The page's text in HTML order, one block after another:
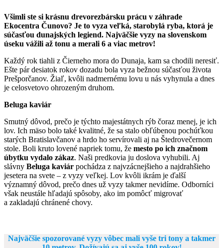
Všimli ste si krásnu drevorezbársku prácu v záhrade
Ekocentra Čunovo? Je to vyza veľká, starobylá ryba, ktorá je
súčasťou dunajských legiend. Najväčšie vyzy na slovenskom
úseku vážili až tonu a merali 6 a viac metrov!
Každý rok tiahli z Čierneho mora do Dunaja, kam sa chodili neresiť.
Ešte pár desiatok rokov dozadu bola vyza bežnou súčasťou života
Prešporčanov. Žiaľ, kvôli nadmernému lovu u nás vyhynula a dnes
je celosvetovo ohrozeným druhom.
Beluga kaviár
Smutný dôvod, prečo je týchto majestátnych rýb čoraz menej, je ich
lov. Ich mäso bolo také kvalitné, že sa stalo obľúbenou pochúťkou
starých Bratislavčanov a hrdo ho servírovali aj na Štedrovečernom
stole. Boli kruto lovené napriek tomu, že mesto po ich značnom
úbytku vydalo zákaz. Naši predkovia ju doslova vyhubili. Aj
slávny Beluga kaviár pochádza z najvzácnejšieho a najdrahšieho
jesetera na svete – z vyzy veľkej. Lov kvôli ikrám je ďalší
významný dôvod, prečo dnes už vyzy takmer nevidíme. Odborníci
však neustále hľadajú spôsoby, ako im pomôcť migrovať
a zakladajú chránené chovy.
Najväčšie spozorované vyzy vôbec mali vyše tri tony a takmer